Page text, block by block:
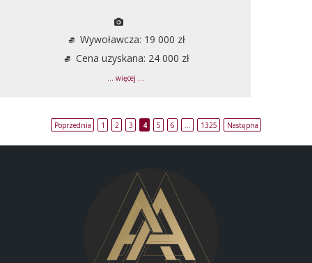
Wywoławcza: 19 000 zł
Cena uzyskana: 24 000 zł
... więcej ...
Poprzednia 1 2 3 4 5 6 1325 Następna